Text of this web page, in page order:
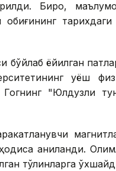
Бироқ,
тарихдаги
бўйлаб ёйилган
қуёш
"Юлдузли
аниқланди.
тўлқинларга